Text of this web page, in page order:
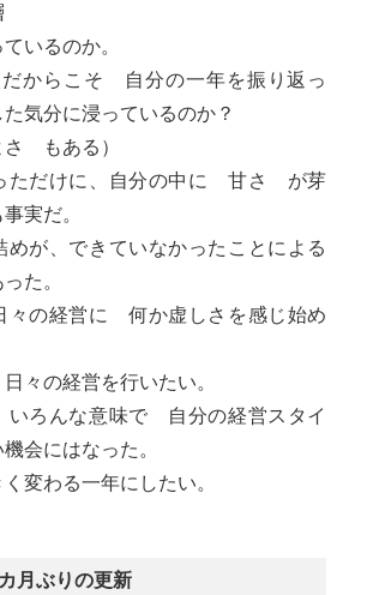
いるのか。
からこそ 自分の一年を振り返っ
気分に浸っているのか？
さ もある）
ただけに、自分の中に 甘さ が芽
実だ。
めが、できていなかったことによる
た。
の経営に 何か虚しさを感じ始め
の経営を行いたい。
ろんな意味で 自分の経営スタイ
会にはなった。
変わる一年にしたい。
月ぶりの更新